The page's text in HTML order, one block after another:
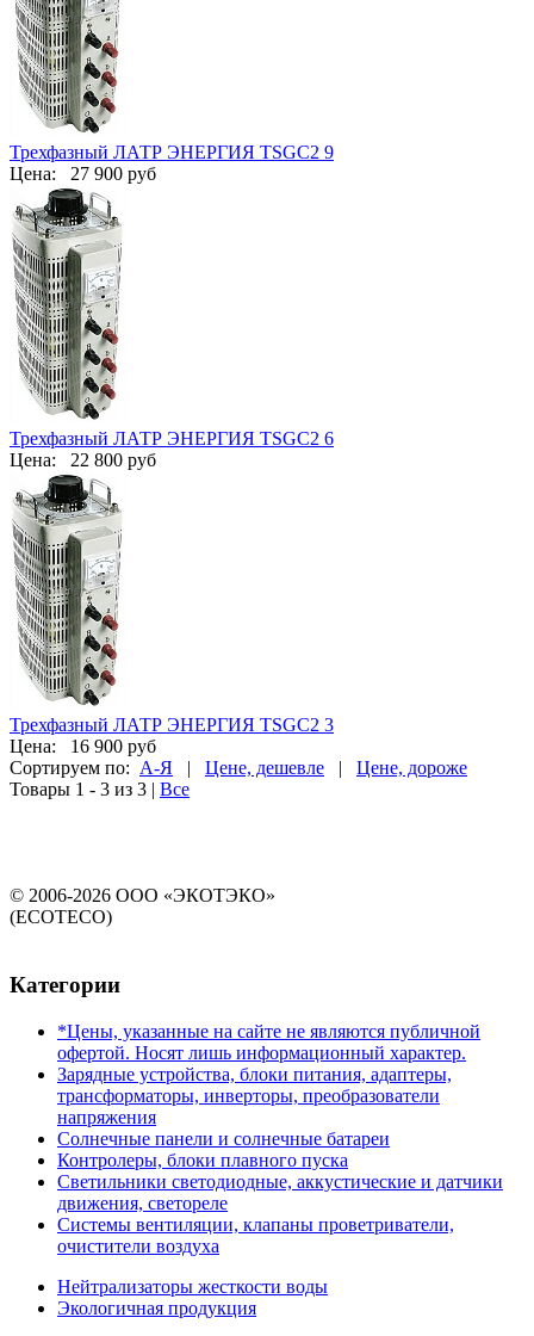
Трехфазный ЛАТР ЭНЕРГИЯ TSGC2 9
Цена: 27 900 руб
Трехфазный ЛАТР ЭНЕРГИЯ TSGC2 6
Цена: 22 800 руб
Трехфазный ЛАТР ЭНЕРГИЯ TSGC2 3
Цена: 16 900 руб
Сортируем по: А-Я | Цене, дешевле | Цене, дороже
Товары 1 - 3 из 3 | Все
© 2006-2026 ООО «ЭКОТЭКО»
(ECOTECO)
Категории
*Цены, указанные на сайте не являются публичной
офертой. Носят лишь информационный характер.
Зарядные устройства, блоки питания, адаптеры,
трансформаторы, инверторы, преобразователи
напряжения
Солнечные панели и солнечные батареи
Контролеры, блоки плавного пуска
Светильники светодиодные, аккустические и датчики
движения, светореле
Системы вентиляции, клапаны проветриватели,
очистители воздуха
Нейтрализаторы жесткости воды
Экологичная продукция